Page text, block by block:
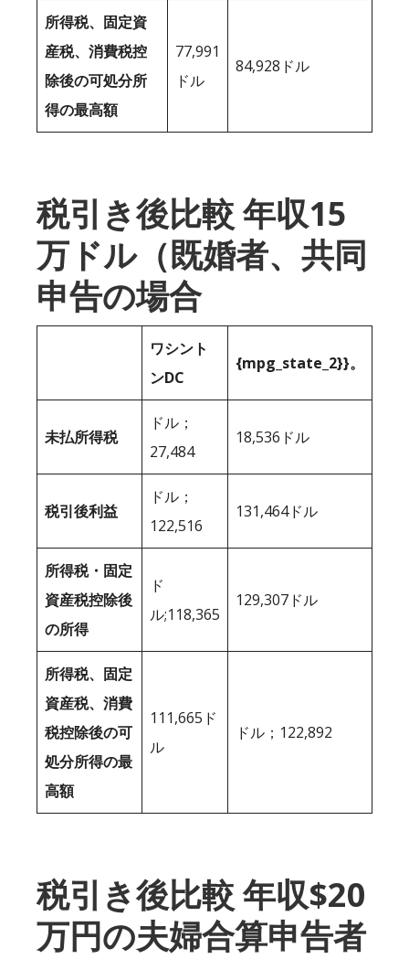
所得税、固定資
産税、消費税控
除後の可処分所
得の最高額
77,991
ドル
84,928ドル
税引き後比較 年収15
万ドル（既婚者、共同
申告の場合
ワシント
ンDC
{mpg_state_2}}。
未払所得税
ドル；
27,484
18,536ドル
税引後利益
ドル；
122,516
131,464ドル
所得税・固定
資産税控除後
の所得
ド
ル;118,365
129,307ドル
所得税、固定
資産税、消費
税控除後の可
処分所得の最
高額
111,665ド
ル
ドル；122,892
税引き後比較 年収$20
万円の夫婦合算申告者